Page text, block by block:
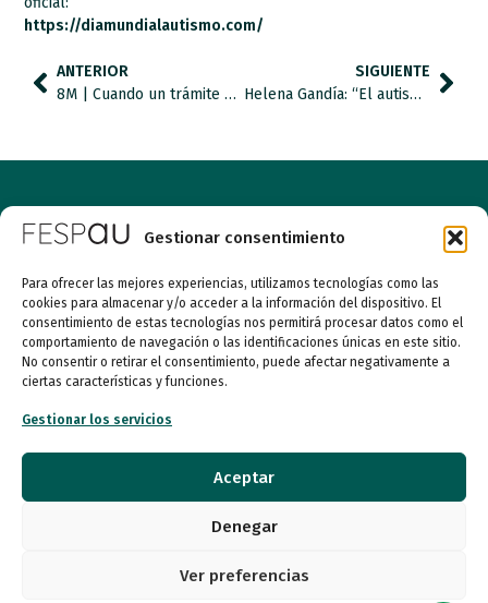
Gestionar consentimiento
Para ofrecer las mejores experiencias, utilizamos tecnologías como las
cookies para almacenar y/o acceder a la información del dispositivo. El
consentimiento de estas tecnologías nos permitirá procesar datos como el
comportamiento de navegación o las identificaciones únicas en este sitio.
No consentir o retirar el consentimiento, puede afectar negativamente a
ciertas características y funciones.
Gestionar los servicios
Aceptar
Denegar
Ver preferencias
https://diamundialautismo.com/
ANTERIOR
8M | Cuando un trámite administrativo impide ejercer derechos
SIGUIENTE
Helena Gandía: “El autismo no es algo que haya que aceptar, es una realidad de la sociedad”
Entidad de utilidad pública